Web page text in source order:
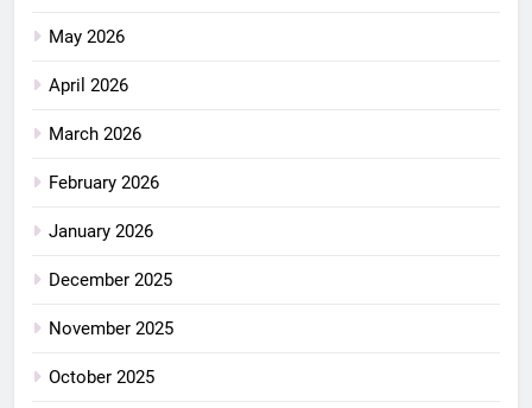
May 2026
April 2026
March 2026
February 2026
January 2026
December 2025
November 2025
October 2025